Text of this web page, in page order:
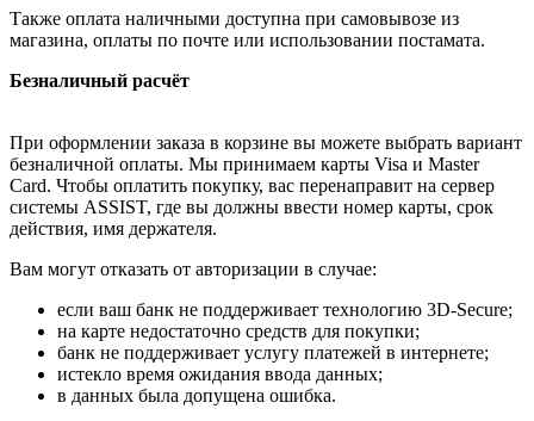
Также оплата наличными доступна при самовывозе из
магазина, оплаты по почте или использовании постамата.
Безналичный расчёт
При оформлении заказа в корзине вы можете выбрать вариант
безналичной оплаты. Мы принимаем карты Visa и Master
Card. Чтобы оплатить покупку, вас перенаправит на сервер
системы ASSIST, где вы должны ввести номер карты, срок
действия, имя держателя.
Вам могут отказать от авторизации в случае:
если ваш банк не поддерживает технологию 3D-Secure;
на карте недостаточно средств для покупки;
банк не поддерживает услугу платежей в интернете;
истекло время ожидания ввода данных;
в данных была допущена ошибка.